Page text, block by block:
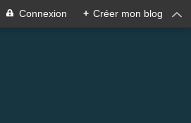
Connexion + Créer mon blog